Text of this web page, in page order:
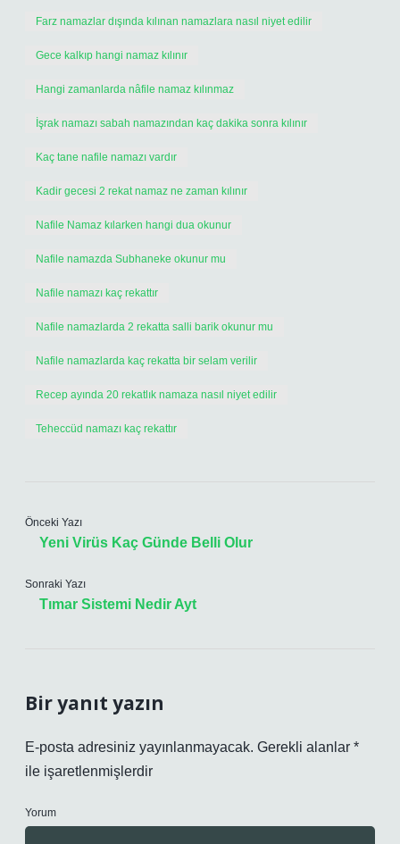
Farz namazlar dışında kılınan namazlara nasıl niyet edilir
Gece kalkıp hangi namaz kılınır
Hangi zamanlarda nâfile namaz kılınmaz
İşrak namazı sabah namazından kaç dakika sonra kılınır
Kaç tane nafile namazı vardır
Kadir gecesi 2 rekat namaz ne zaman kılınır
Nafile Namaz kılarken hangi dua okunur
Nafile namazda Subhaneke okunur mu
Nafile namazı kaç rekattır
Nafile namazlarda 2 rekatta salli barik okunur mu
Nafile namazlarda kaç rekatta bir selam verilir
Recep ayında 20 rekatlık namaza nasıl niyet edilir
Teheccüd namazı kaç rekattır
Önceki Yazı
Yeni Virüs Kaç Günde Belli Olur
Sonraki Yazı
Tımar Sistemi Nedir Ayt
Bir yanıt yazın
E-posta adresiniz yayınlanmayacak. Gerekli alanlar *
ile işaretlenmişlerdir
Yorum